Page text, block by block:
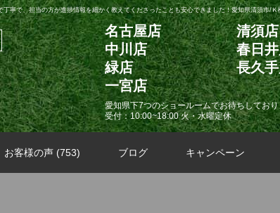
寧で、担当の方が進捗情報を細かく教えてくださったことも安心できました！愛知県清須市/Ｋ
名古屋店
清須店
中川店
春日
緑店
長久
一宮店
愛知県下7つのショールームでお待ちしてお
受付：10:00~18:00 火・水曜定休
お客様の声 (753) ブログ キャンペーン